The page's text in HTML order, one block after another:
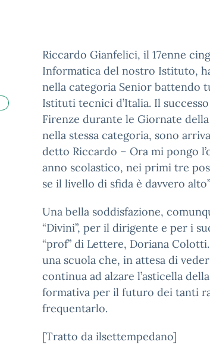
Riccardo Gianfelici, il 17enne
Informatica del nostro Istituto,
nella categoria Senior battendo
Istituti tecnici d’Italia. Il
Firenze durante le Giornate
nella stessa categoria, sono
detto Riccardo – Ora mi pongo
anno scolastico, nei primi tre
se il livello di sfida è davvero
Una bella soddisfazione,
“Divini”, per il dirigente e per i
“prof” di Lettere, Doriana
una scuola che, in attesa di
continua ad alzare l’asticella
formativa per il futuro dei tanti
frequentarlo.
[Tratto da ilsettempedano]